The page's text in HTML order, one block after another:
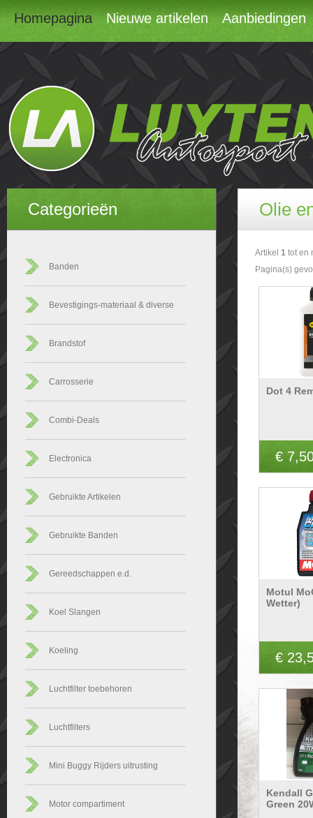
Homepagina Nieuwe artikelen Aanbiedingen
Categorieën
Banden
Bevestigings-materiaal & diverse
Brandstof
Carrosserie
Combi-Deals
Electronica
Gebruikte Artikelen
Gebruikte Banden
Gereedschappen e.d.
Koel Slangen
Koeling
Luchtfilter toebehoren
Luchtfilters
Mini Buggy Rijders uitrusting
Motor compartiment
Olie
Artikel 1 tot en
Pagina(s)
Dot 4
€
Motul
Wetter)
€
Kendall
Green